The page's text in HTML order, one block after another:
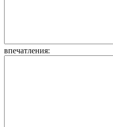
впечатления: